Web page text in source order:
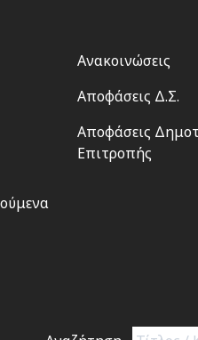
Footer
Ανακοινώσεις
Αποφάσεις Δ.Σ.
Αποφάσεις
Επιτροπής